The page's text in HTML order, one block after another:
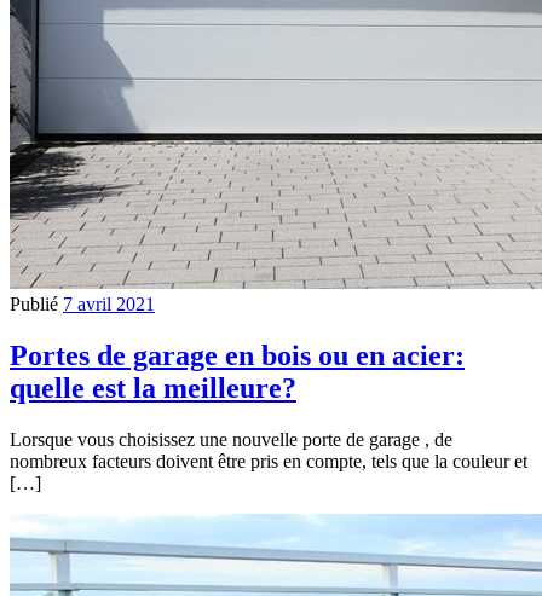
Publié 7 avril 2021
Portes de garage en bois ou en acier:
quelle est la meilleure?
Lorsque vous choisissez une nouvelle porte de garage , de
nombreux facteurs doivent être pris en compte, tels que la couleur et
[…]